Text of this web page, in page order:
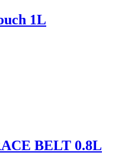
1L
BELT 0.8L